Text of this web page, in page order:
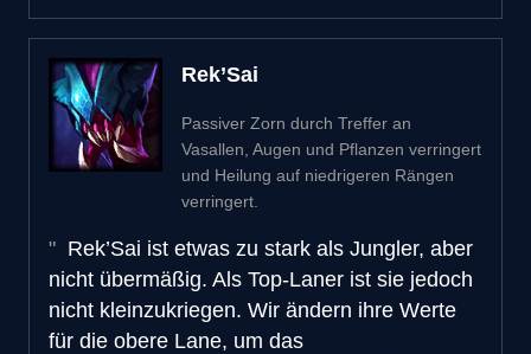
Rek’Sai
Passiver Zorn durch Treffer an
Vasallen, Augen und Pflanzen verringert
und Heilung auf niedrigeren Rängen
verringert.
Rek’Sai ist etwas zu stark als Jungler, aber
nicht übermäßig. Als Top-Laner ist sie jedoch
nicht kleinzukriegen. Wir ändern ihre Werte
für die obere Lane, um das